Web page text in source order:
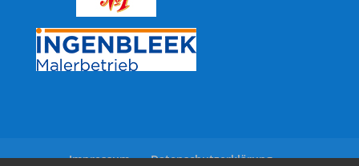
Impressum Datenschutzerklärung